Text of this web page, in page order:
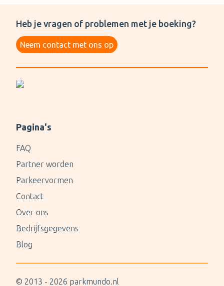
Heb je vragen of problemen met je boeking?
Neem contact met ons op
Pagina's
FAQ
Partner worden
Parkeervormen
Contact
Over ons
Bedrijfsgegevens
Blog
© 2013 - 2026 parkmundo.nl